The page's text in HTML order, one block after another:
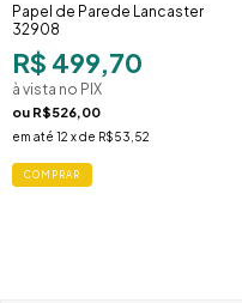
Papel de Parede Lancaster
32908
R$ 499,70
à vista no PIX
ou R$526,00
em até 12 x de R$53,52
COMPRAR